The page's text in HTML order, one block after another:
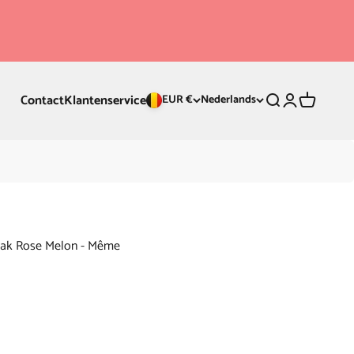
ContactKlantenservice EUR € Nederlands Zoeken
Inloggen
Rose Melon - Même